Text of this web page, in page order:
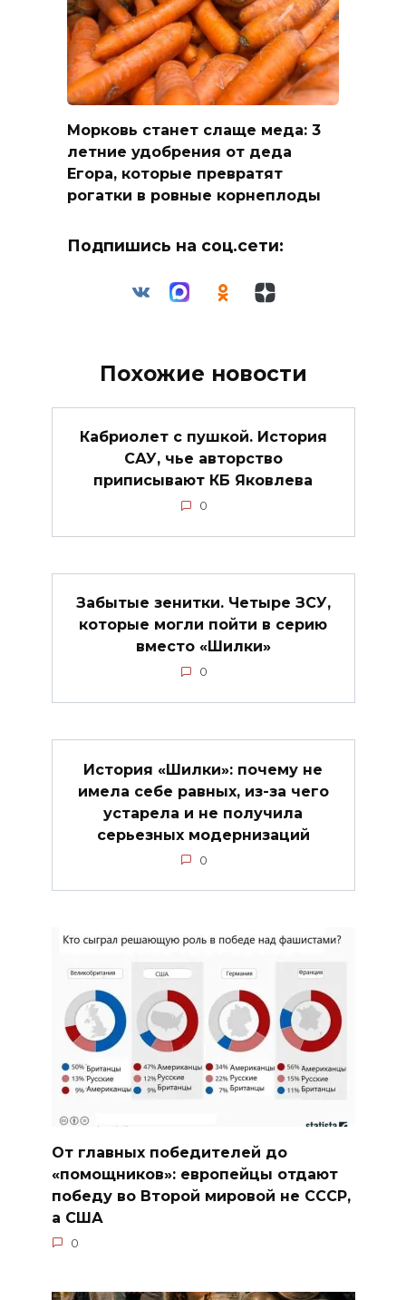
Морковь станет слаще меда: 3
летние удобрения от деда
Егора, которые превратят
рогатки в ровные корнеплоды
Подпишись на соц.сети:
Похожие новости
Кабриолет с пушкой. История
САУ, чье авторство
приписывают КБ Яковлева
0
Забытые зенитки. Четыре ЗСУ,
которые могли пойти в серию
вместо «Шилки»
0
История «Шилки»: почему не
имела себе равных, из-за чего
устарела и не получила
серьезных модернизаций
0
От главных победителей до
«помощников»: европейцы отдают
победу во Второй мировой не СССР,
а США
0